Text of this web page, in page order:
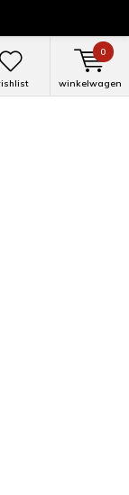
winkelwagen
0